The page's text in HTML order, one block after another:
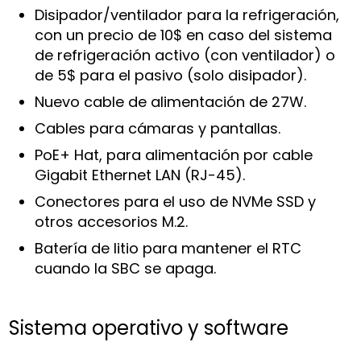
Disipador/ventilador para la refrigeración,
con un precio de 10$ en caso del sistema
de refrigeración activo (con ventilador) o
de 5$ para el pasivo (solo disipador).
Nuevo cable de alimentación de 27W.
Cables para cámaras y pantallas.
PoE+ Hat, para alimentación por cable
Gigabit Ethernet LAN (RJ-45).
Conectores para el uso de NVMe SSD y
otros accesorios M.2.
Batería de litio para mantener el RTC
cuando la SBC se apaga.
Sistema operativo y software